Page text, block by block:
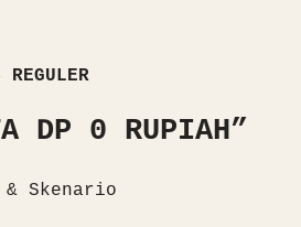
DP 0 RUPIAH”
Skenario